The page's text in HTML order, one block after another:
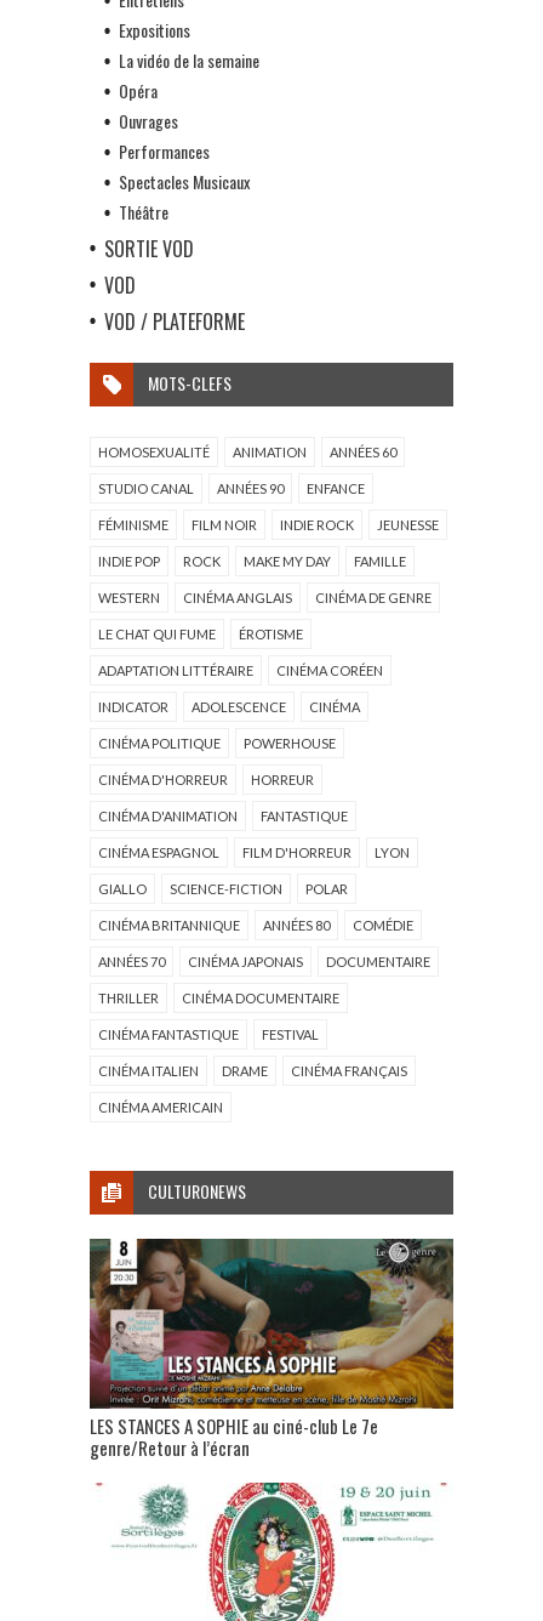
Expositions
La vidéo de la semaine
Opéra
Ouvrages
Performances
Spectacles Musicaux
Théâtre
SORTIE VOD
VOD
VOD / PLATEFORME
MOTS-CLEFS
HOMOSEXUALITÉ ANIMATION ANNÉES 60
STUDIO CANAL ANNÉES 90 ENFANCE
FÉMINISME FILM NOIR INDIE ROCK JEUNESSE
INDIE POP ROCK MAKE MY DAY FAMILLE
WESTERN CINÉMA ANGLAIS CINÉMA DE GENRE
LE CHAT QUI FUME ÉROTISME
ADAPTATION LITTÉRAIRE CINÉMA CORÉEN
INDICATOR ADOLESCENCE CINÉMA
CINÉMA POLITIQUE POWERHOUSE
CINÉMA D'HORREUR HORREUR
CINÉMA D'ANIMATION FANTASTIQUE
CINÉMA ESPAGNOL FILM D'HORREUR LYON
GIALLO SCIENCE-FICTION POLAR
CINÉMA BRITANNIQUE ANNÉES 80 COMÉDIE
ANNÉES 70 CINÉMA JAPONAIS DOCUMENTAIRE
THRILLER CINÉMA DOCUMENTAIRE
CINÉMA FANTASTIQUE FESTIVAL
CINÉMA ITALIEN DRAME CINÉMA FRANÇAIS
CINÉMA AMERICAIN
CULTURONEWS
LES STANCES A SOPHIE au ciné-club Le 7e
genre/Retour à l’écran